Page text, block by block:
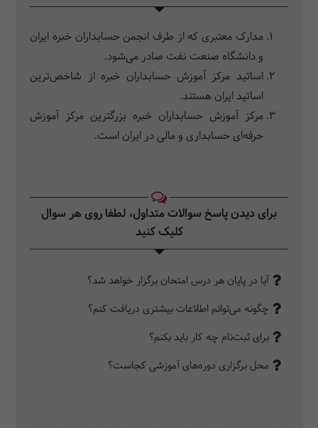
مدارک معتبری که از طرف انجمن حسابداران خبره ایران
و دانشگاه صنعت نفت صادر می‌شود.
اساتید مرکز آموزش حسابداران خبره از شاخص‌ترین
اساتید ایران هستند.
مرکز آموزش حسابداران خبره بزرگترین مرکز آموزش
حرفه‌ای حسابداری و مالی در ایران است.
برای دیدن پاسخ سوالات متداول، لطفا روی هر سوال
کلیک کنید‎
آیا در پایان هر درس امتحان برگزار خواهد شد؟
چگونه می‌توانم اطلاعات بیشتری دریافت کنم؟
برای ثبت‌نام چه کار باید بکنم؟
محل برگزاری دوره‌های آموزشی کجاست؟